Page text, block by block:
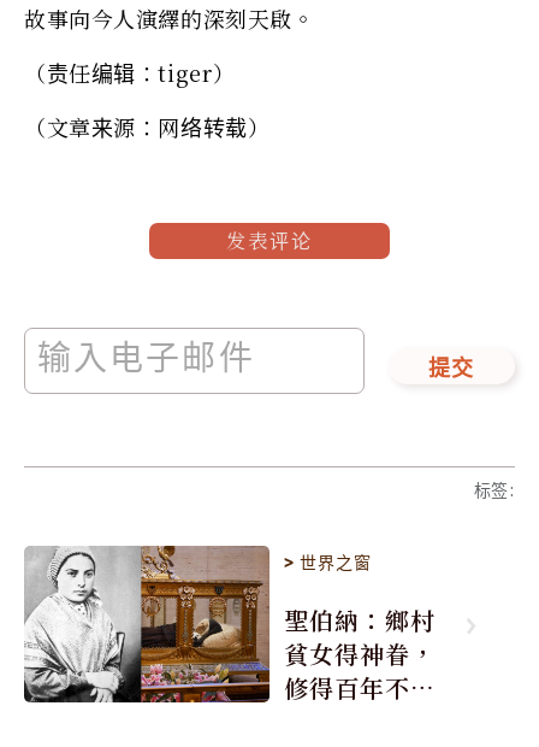
故事向今人演繹的深刻天啟。
（责任编辑：tiger）
（文章来源：网络转载）
发表评论
提交
标签:
>世界之窗
聖伯納：鄉村
貧女得神眷，
修得百年不腐